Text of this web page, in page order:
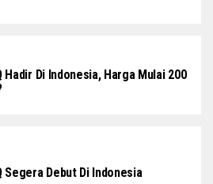
Hadir Di Indonesia, Harga Mulai 200
Segera Debut Di Indonesia